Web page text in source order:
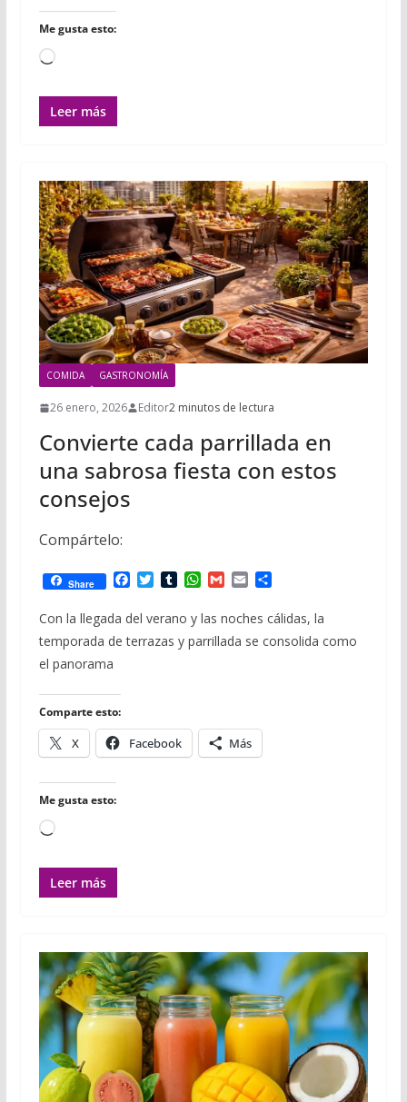
Me gusta esto:
Cargando...
Leer más
COMIDA GASTRONOMÍA
26 enero, 2026 Editor2 minutos de lectura
Convierte cada parrillada en
una sabrosa fiesta con estos
consejos
Compártelo:
Share
F
c
e
b
T
i
t
t
T
m
b
l
W
a
t
s
G
a
i
l
E
a
i
l
C
m
p
a
Con la llegada del verano y las noches cálidas, la
temporada de terrazas y parrillada se consolida como
el panorama
Comparte esto:
X Facebook Más
Me gusta esto:
Cargando...
Leer más